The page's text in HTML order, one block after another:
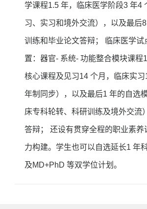
学课程1.5 年，临床医学阶段3 年4
习、实习和境外交流），以及最后
训练和毕业论文答辩； 临床医学试
置：器官- 系统- 功能整合模块课程
核心课程及见习14 个月，临床实习
年制同步），以及最后1 年的自选
床专科轮转、科研训练及境外交流
答辩； 还设有贯穿全程的职业素养
力构建。学生也可以自选延长1 年
及MD+PhD 等双学位计划。